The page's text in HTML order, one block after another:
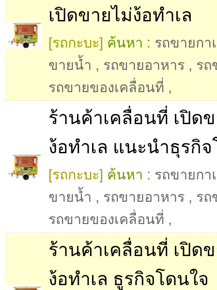
เปิดขายไม่ง้อทำเล
[รถกะบะ] ค้นหา : รถขายกา
ขายน้ำ , รถขายอาหาร , รถ
รถขายของเคลื่อนที่ ,
ร้านค้าเคลื่อนที่ เปิด
ง้อทำเล แนะนำธุรกิ
[รถกะบะ] ค้นหา : รถขายกา
ขายน้ำ , รถขายอาหาร , รถ
รถขายของเคลื่อนที่ ,
ร้านค้าเคลื่อนที่ เปิด
ง้อทำเล ธูรกิจโดนใจ